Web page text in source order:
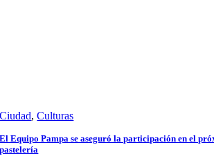
Ciudad,Culturas
El Equipo Pampa se aseguró la participación en el
pastelería